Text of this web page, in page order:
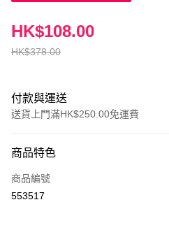
HK$378.00
HK$108.00
付款與運送
送貨上門滿HK$250.00免運費
信用卡
Apple Pay
商品特色
商品編號
553517